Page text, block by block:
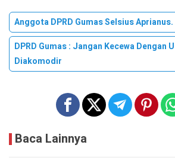
Anggota DPRD Gumas Selsius Aprianus.
DPRD Gumas : Jangan Kecewa Dengan
Diakomodir
Baca Lainnya